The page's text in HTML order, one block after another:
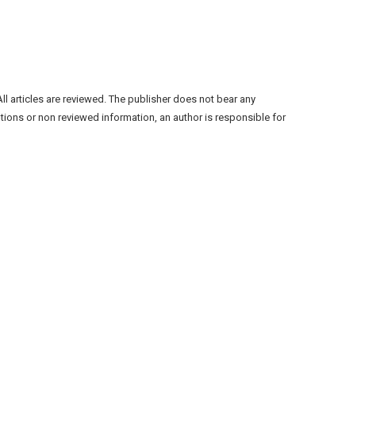
articles are reviewed. The publisher does not bear any
or non reviewed information, an author is responsible for